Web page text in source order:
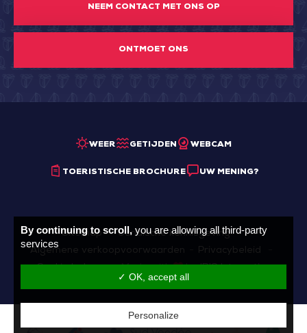
NEEM CONTACT MET ONS OP
ONTMOET ONS
WEER GETIJDEN WEBCAM
TOERISTISCHE BROCHURE UW MENING?
Sitemap
Juridische kennisgeving
Algemene verkoopvoorwaarden
Privacybeleid
By continuing to scroll, you are allowing all third-party
services
✓ OK, accept all
Personalize